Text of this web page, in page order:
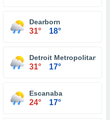
Dearborn
31° 18°
Detroit Metropolitan
31° 17°
Escanaba
24° 17°